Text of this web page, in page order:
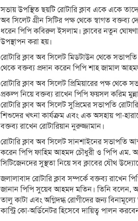
সভায় উপস্থিত ছয়টি রোটারি ক্লাব একে একে
অব সিলেট গ্রীন সিটির পক্ষ থেকে স্বাগত বক্তব্য
ধরেন পিপি কবিরুল ইসলাম। ক্লাবের নতুন
উপস্থাপন করা হয়।
রোটারি ক্লাব অব সিলেট মিডটাউন থেকে সভাপতি
থেকে বক্তব্য প্রদান করেন পিপি শাহ জামাল
রোটারি ক্লাব অব সিলেট প্রিমিয়ারের পক্ষ থেকে
প্রকল্প নিয়ে বক্তব্য রাখেন পিপি ফয়সল করিম
রোটারি ক্লাব অব সিলেট সুপ্রিমের সভাপতি
শিশুদের খৎনা কার্যক্রম এবং এক অসহায় পা-
বক্তব্য রাখেন রোটারিয়ান নুরুজ্জামান।
রোটারি ক্লাব অব সিলেট সানশাইনের সভাপতি
করেন পিপি ফাহিম আহমদ চৌধুরী ও পিপি এম.
সিটিজেনদের সুস্থতা নিয়ে সব ক্লাবের যৌথ
জলালাবাদ রোটারি ক্লাব সম্পর্কে বক্তব্য রাখেন
জানান পিপি সুয়েব আহমদ মতিন। তিনি বলেন,
তালু কাটা এবং অগ্নিদগ্ধ রোগীদের জন্য
কান্ট্রি কো-অর্ডিনেটর হিসেবে দায়িত্ব পালন